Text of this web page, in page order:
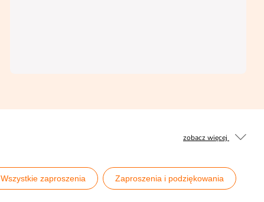
zobacz więcej
Wszystkie zaproszenia Zaproszenia i podziękowania